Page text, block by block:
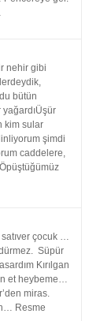
nehir gibi
bütün
yağardıÜşür
kim sular
şimdi
caddelere,
çocuk …
Süpür
Kırılgan
et heybeme…
miras.
Resme